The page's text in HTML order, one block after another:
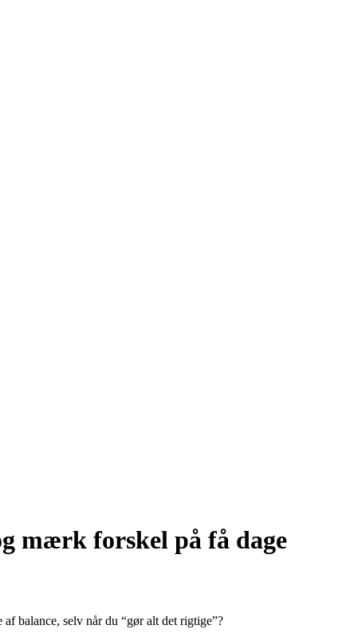
mærk forskel på få dage
balance, selv når du “gør alt det rigtige”?